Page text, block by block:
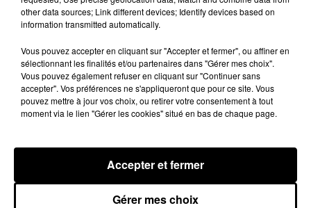
11h42
CHÂTEAUDUN - LOTO DU COMITÉ DES
FÊTES SAINT JEAN
de Châteaudun : loto du comité des fêtes de Saint
other data sources; Link different devices; Identify devices based on
information transmitted automatically.
Vous pouvez accepter en cliquant sur "Accepter et fermer", ou affiner en
sélectionnant les finalités et/ou partenaires dans "Gérer mes choix".
Vous pouvez également refuser en cliquant sur "Continuer sans
accepter". Vos préférences ne s'appliqueront que pour ce site. Vous
pouvez mettre à jour vos choix, ou retirer votre consentement à tout
moment via le lien "Gérer les cookies" situé en bas de chaque page.
Gérer mes choix
Accepter et fermer